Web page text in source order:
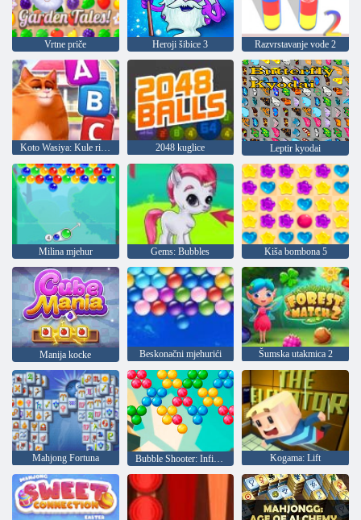
Vrtne priče Heroji šibice 3 Razvrstavanje vode 2
2048 kuglice Leptir kyodai
Milina mjehur Gems: Bubbles Kiša bombona 5
Manija kocke Beskonačni mjehurići Šumska utakmica 2
Mahjong Fortuna Bubble Shooter: Infinity Kogama: Lift